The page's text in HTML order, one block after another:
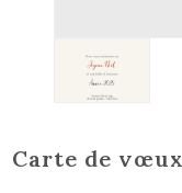
Carte de